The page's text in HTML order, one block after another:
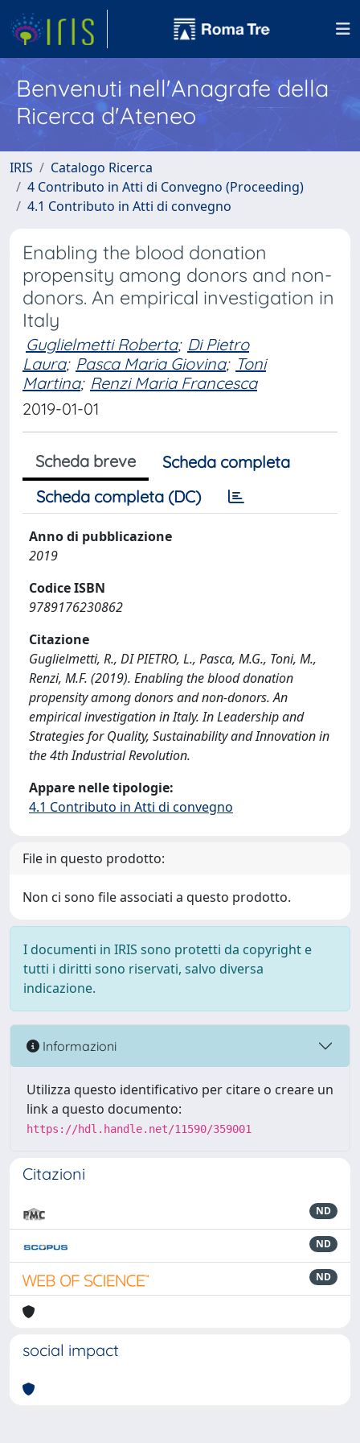
Benvenuti nell'Anagrafe della
Ricerca d'Ateneo
IRIS
Catalogo Ricerca
4 Contributo in Atti di Convegno (Proceeding)
4.1 Contributo in Atti di convegno
Enabling the blood donation
propensity among donors and non-
donors. An empirical investigation in
Italy
Guglielmetti Roberta; Di Pietro
Laura; Pasca Maria Giovina; Toni
Martina; Renzi Maria Francesca
2019-01-01
Scheda breve
Scheda completa
Scheda completa (DC)
Anno di pubblicazione
2019
Codice ISBN
9789176230862
Citazione
Guglielmetti, R., DI PIETRO, L., Pasca, M.G., Toni, M.,
Renzi, M.F. (2019). Enabling the blood donation
propensity among donors and non-donors. An
empirical investigation in Italy. In Leadership and
Strategies for Quality, Sustainability and Innovation in
the 4th Industrial Revolution.
Appare nelle tipologie:
4.1 Contributo in Atti di convegno
File in questo prodotto:
Non ci sono file associati a questo prodotto.
I documenti in IRIS sono protetti da copyright e
tutti i diritti sono riservati, salvo diversa
indicazione.
Informazioni
Utilizza questo identificativo per citare o creare un
link a questo documento:
https://hdl.handle.net/11590/359001
Citazioni
ND
ND
ND
social impact